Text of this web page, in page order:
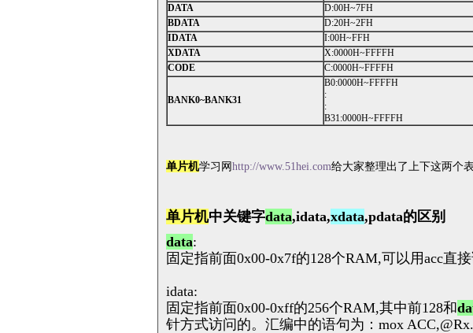
DATA
D:00H~7FH
BDATA
D:20H~2FH
IDATA
I:00H~FFH
XDATA
X:0000H~FFFFH
CODE
C:0000H~FFFFH
BANK0~BANK31
B0:0000H~FFFFH
:
:
B31:0000H~FFFFH
单片机学习网http://www.51hei.com给大家整理出了上下这两个
单片机中关键字data,idata,xdata,pdata的区别
data:
固定指前面0x00-0x7f的128个RAM,可以用acc直
idata:
固定指前面0x00-0xff的256个RAM,其中前128和
针方式访问的。汇编中的语句为：mox